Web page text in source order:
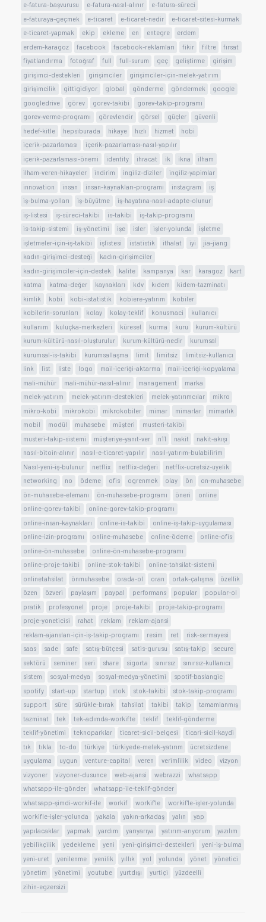
e-fatura-başvurusu
e-fatura-nasıl-alınır
e-fatura-süreci
e-faturaya-geçmek
e-ticaret e-ticaret-nedir
e-ticaret-sitesi-kurmak
e-ticaret-yapmak
ekip ekleme en entegre
erdem
erdem-karagoz
facebook facebook-reklamları fikir filtre
fırsat
fiyatlandırma
fotoğraf full full-surum geç geliştirme
girişim
girişimci-destekleri
girişimciler
girişimciler-için-melek-yatırım
girişimcilik
gittigidiyor global gönderme göndermek
google
googledrive
görev gorev-takibi
gorev-takip-programı
gorev-verme-programı
görevlendir görsel güçler
güvenli
hedef-kitle
hepsiburada hikaye hızlı hizmet
hobi
içerik-pazarlaması
içerik-pazarlaması-nasıl-yapılır
içerik-pazarlaması-önemi
identity ihracat ik ikna
ilham
ilham-veren-hikayeler
indirim ingiliz-diziler
ingiliz-yapimlar
innovation
insan insan-kaynakları-programı instagram
iş
iş-bulma-yolları
iş-büyütme
iş-hayatına-nasıl-adapte-olunur
iş-listesi
iş-süreci-takibi is-takibi
iş-takip-programı
is-takip-sistemi
iş-yönetimi işe isler işler-yolunda
işletme
işletmeler-için-iş-takibi
işlistesi istatistik ithalat iyi
jia-jiang
kadın-girişimci-desteği
kadın-girişimciler
kadın-girişimciler-için-destek
kalite kampanya kar karagoz
kart
katma
katma-değer kaynakları kdv kıdem
kidem-tazminatı
kimlik
kobi kobi-istatistik kobiere-yatırım
kobiler
kobilerin-sorunları
kolay kolay-teklif konusmaci
kullanıcı
kullanım
kuluçka-merkezleri küresel kurma kuru
kurum-kültürü
kurum-kültürü-nasıl-oluşturulur
kurum-kültürü-nedir
kurumsal
kurumsal-is-takibi
kurumsallaşma limit limitsiz
limitsiz-kullanıcı
link
list liste logo mail-içeriği-aktarma
mail-içeriği-kopyalama
mali-mühür
mali-mühür-nasıl-alınır management
marka
melek-yatırım
melek-yatırım-destekleri melek-yatırımcılar
mikro
mikro-kobi
mikrokobi mikrokobiler mimar mimarlar
mimarlık
mobil
modül muhasebe müşteri
musteri-takibi
musteri-takip-sistemi
müşteriye-yanıt-ver n11 nakit
nakit-akışı
nasıl-bitoin-alınır
nasıl-e-ticaret-yapılır
nasıl-yatırım-bulabilirim
Nasıl-yeni-iş-bulunur
netflix netflix-değeri
netflix-ucretsiz-uyelik
networking
no ödeme ofis ogrenmek olay ön
on-muhasebe
ön-muhasebe-elemanı
ön-muhasebe-programı öneri
online
online-gorev-takibi
online-gorev-takip-programı
online-insan-kaynakları
online-is-takibi
online-iş-takip-uygulaması
online-izin-programı
online-muhasebe online-ödeme
online-ofis
online-ön-muhasebe
online-ön-muhasebe-programı
online-proje-takibi
online-stok-takibi
online-tahsilat-sistemi
onlinetahsilat
önmuhasebe orada-ol oran ortak-çalışma
özellik
özen
özveri paylaşım paypal performans popular
popular-ol
pratik
profesyonel proje proje-takibi
proje-takip-programı
proje-yoneticisi
rahat reklam
reklam-ajansi
reklam-ajansları-için-iş-takip-programı
resim ret
risk-sermayesi
saas
sade safe satış-bütçesi satis-gurusu satış-takip
secure
sektörü
seminer seri share sigorta sınırsız
sınırsız-kullanıcı
sistem
sosyal-medya sosyal-medya-yönetimi
spotif-baslangic
spotify
start-up startup stok stok-takibi
stok-takip-programı
support
süre sürükle-bırak tahsilat takibi takip
tamamlanmış
tazminat
tek tek-adımda-workifte teklif
teklif-gönderme
teklif-yönetimi
teknoparklar ticaret-sicil-belgesi
ticari-sicil-kaydi
tık
tıkla to-do türkiye türkiyede-melek-yatırım
ücretsizdene
uygulama
uygun venture-capital veren verimlilik video
vizyon
vizyoner
vizyoner-dusunce web-ajansi webrazzi
whatsapp
whatsapp-ile-gönder
whatsapp-ile-teklif-gönder
whatsapp-şimdi-workif-ile
workif workif'le
workif'le-işler-yolunda
workifle-işler-yolunda
yakala yakın-arkadaş yalın
yap
yapılacaklar
yapmak yardım yarıyarıya yatırım-arıyorum
yazılım
yebilikçilik
yedekleme yeni yeni-girişimci-destekleri
yeni-iş-bulma
yeni-uret
yenilenme yenilik yıllık yol yolunda yönet
yönetici
yönetim
yönetimi youtube yurtdışı yurtiçi
yüzdeelli
zihin-egzersizi